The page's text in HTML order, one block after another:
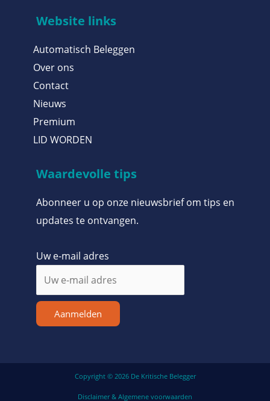
Website links
Automatisch Beleggen
Over ons
Contact
Nieuws
Premium
LID WORDEN
Waardevolle tips
Abonneer u op onze nieuwsbrief om tips en
updates te ontvangen.
Uw e-mail adres
Aanmelden
Copyright © 2026 De Kritische Belegger
Disclaimer & Algemene voorwaarden